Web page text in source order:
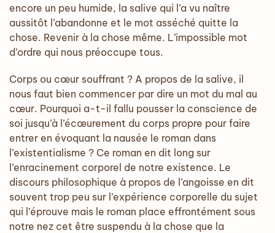
encore un peu humide, la salive qui l’a vu naître
aussitôt l’abandonne et le mot asséché quitte la
chose. Revenir à la chose même. L’impossible mot
d’ordre qui nous préoccupe tous.
Corps ou cœur souffrant ? A propos de la salive, il
nous faut bien commencer par dire un mot du mal au
cœur. Pourquoi a-t-il fallu pousser la conscience de
soi jusqu’à l’écœurement du corps propre pour faire
entrer en évoquant la nausée le roman dans
l’existentialisme ? Ce roman en dit long sur
l’enracinement corporel de notre existence. Le
discours philosophique à propos de l’angoisse en dit
souvent trop peu sur l’expérience corporelle du sujet
qui l’éprouve mais le roman place effrontément sous
notre nez cet être suspendu à la chose que la